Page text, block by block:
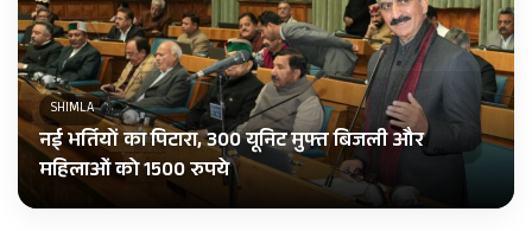
SHIMLA
नई भर्तियों का पिटारा, 300 यूनिट मुफ्त बिजली और
महिलाओं को 1500 रुपये